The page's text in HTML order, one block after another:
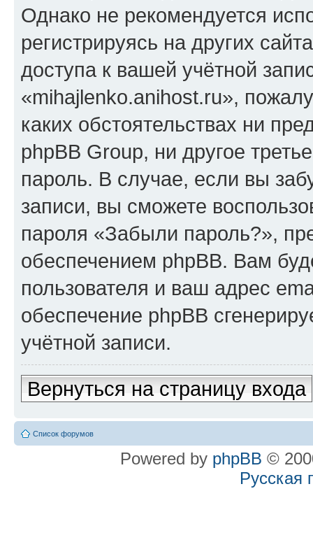
Однако не рекомендуется
регистрируясь на других
доступа к вашей учётной
«mihajlenko.anihost.ru»,
каких обстоятельствах ни
phpBB Group, ни другое
пароль. В случае, если вы
записи, вы сможете
пароля «Забыли пароль?»,
обеспечением phpBB. Вам
пользователя и ваш адрес
обеспечение phpBB
учётной записи.
Вернуться на страницу входа
Список форумов
Powered by phpBB ©
Русская